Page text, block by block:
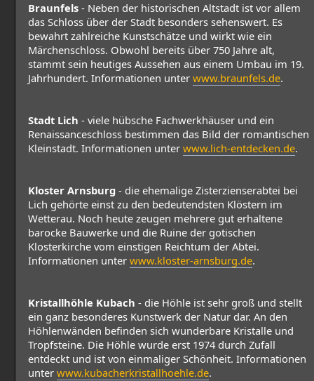
Braunfels - Neben der historischen Altstadt ist vor allem
das Schloss über der Stadt besonders sehenswert. Es
bewahrt zahlreiche Kunstschätze und wirkt wie ein
Märchenschloss. Obwohl bereits über 750 Jahre alt,
stammt sein heutiges Aussehen aus einem Umbau im 19.
Jahrhundert. Informationen unter www.braunfels.de.
Stadt Lich - viele hübsche Fachwerkhäuser und ein
Renaissanceschloss bestimmen das Bild der romantischen
Kleinstadt. Informationen unter www.lich-entdecken.de.
Kloster Arnsburg - die ehemalige Zisterzienserabtei bei
Lich gehörte einst zu den bedeutendsten Klöstern im
Wetterau. Noch heute zeugen mehrere gut erhaltene
barocke Bauwerke und die Ruine der gotischen
Klosterkirche vom einstigen Reichtum der Abtei.
Informationen unter www.kloster-arnsburg.de.
Kristallhöhle Kubach - die Höhle ist sehr groß und stellt
ein ganz besonderes Kunstwerk der Natur dar. An den
Höhlenwänden befinden sich wunderbare Kristalle und
Tropfsteine. Die Höhle wurde erst 1974 durch Zufall
entdeckt und ist von einmaliger Schönheit. Informationen
unter www.kubacherkristallhoehle.de.